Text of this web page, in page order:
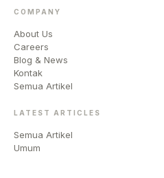
COMPANY
About Us
Careers
Blog & News
Kontak
Semua Artikel
LATEST ARTICLES
Semua Artikel
Umum